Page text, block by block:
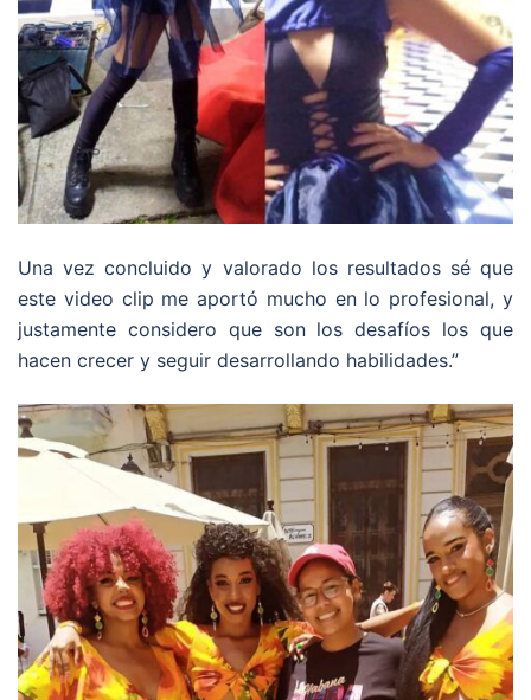
Una vez concluido y valorado los resultados sé que
este video clip me aportó mucho en lo profesional, y
justamente considero que son los desafíos los que
hacen crecer y seguir desarrollando habilidades.”